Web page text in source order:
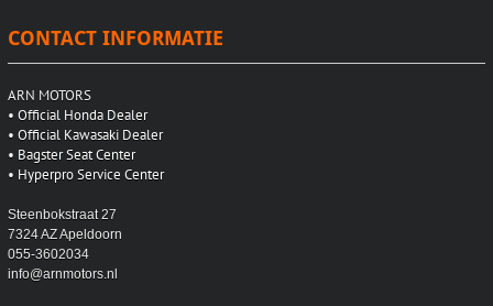
CONTACT INFORMATIE
ARN MOTORS
• Official Honda Dealer
• Official Kawasaki Dealer
• Bagster Seat Center
• Hyperpro Service Center
Steenbokstraat 27
7324 AZ Apeldoorn
055-3602034
info@arnmotors.nl